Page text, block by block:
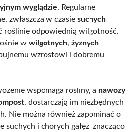
wyglądzie. Regularne
zwłaszcza w czasie suchych
roślinie odpowiednią wilgotność.
w wilgotnych, żyznych
wzrostowi i dobremu
wspomaga rośliny, a nawozy
, dostarczają im niezbędnych
Nie można również zapominać o
suchych i chorych gałęzi znacząco